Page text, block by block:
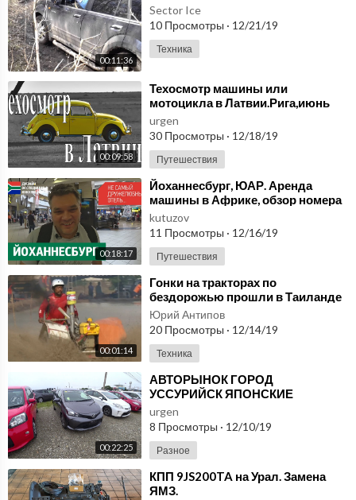
00:11:36
Sector Ice
10 Просмотры · 12/21/19
Техника
00:09:58
⁣Техосмотр машины или
мотоцикла в Латвии.Рига,июнь
2019.
urgen
30 Просмотры · 12/18/19
Путешествия
00:18:17
⁣Йоханнесбург, ЮАР. Аренда
машины в Африке, обзор номера
в отеле. Рейтинг ресторанов в
ЮАР
kutuzov
11 Просмотры · 12/16/19
Путешествия
00:01:14
⁣Гонки на тракторах по
бездорожью прошли в Таиланде
(новости)
Юрий Антипов
20 Просмотры · 12/14/19
Техника
00:22:25
⁣АВТОРЫНОК ГОРОД
УССУРИЙСК ЯПОНСКИЕ
МАШИНЫ сколько стоят
японские машины ниссан лиф
обзор автоподбор
urgen
8 Просмотры · 12/10/19
Разное
⁣КПП 9JS200TA на Урал. Замена
ЯМЗ.